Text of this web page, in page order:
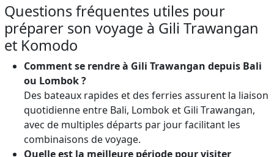
Questions fréquentes utiles pour
préparer son voyage à Gili Trawangan
et Komodo
Comment se rendre à Gili Trawangan depuis Bali
ou Lombok ?
Des bateaux rapides et des ferries assurent la liaison
quotidienne entre Bali, Lombok et Gili Trawangan,
avec de multiples départs par jour facilitant les
combinaisons de voyage.
Quelle est la meilleure période pour visiter